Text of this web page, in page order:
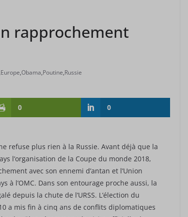
rapprochement
Europe,Obama,Poutine,Russie
0 0
refuse plus rien à la Russie. Avant déjà que la
l’organisation de la Coupe du monde 2018,
avec son ennemi d’antan et l’Union
à l’OMC. Dans son entourage proche aussi, la
depuis la chute de l’URSS. L’élection du
a mis fin à cinq ans de conflits diplomatiques